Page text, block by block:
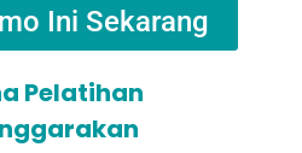
Ini Sekarang
Pelatihan